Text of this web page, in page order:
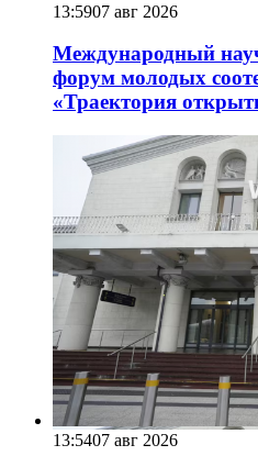
13:5907 авг 2026
Международный
форум молодых
«Траектория
13:5407 авг 2026